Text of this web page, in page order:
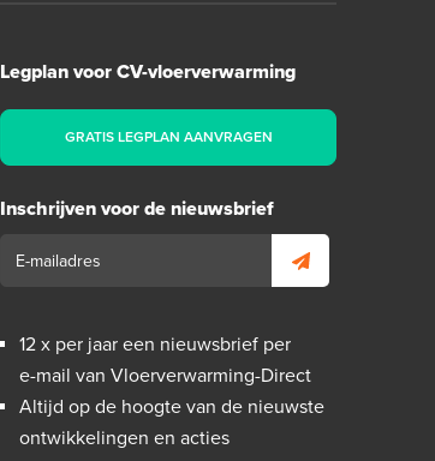
Legplan voor CV-vloerverwarming
GRATIS LEGPLAN AANVRAGEN
Inschrijven voor de nieuwsbrief
12 x per jaar een nieuwsbrief per
e-mail van Vloerverwarming-Direct
Altijd op de hoogte van de nieuwste
ontwikkelingen en acties